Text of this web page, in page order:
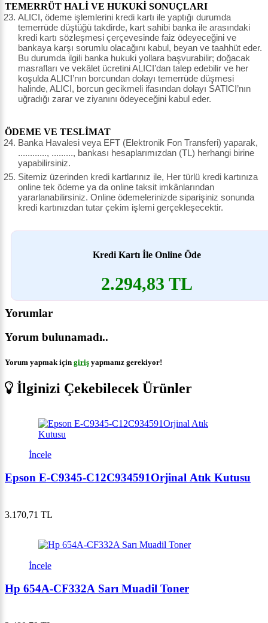
TEMERRÜT HALİ VE HUKUKİ SONUÇLARI
ALICI, ödeme işlemlerini kredi kartı ile yaptığı durumda
temerrüde düştüğü takdirde, kart sahibi banka ile arasındaki
kredi kartı sözleşmesi çerçevesinde faiz ödeyeceğini ve
bankaya karşı sorumlu olacağını kabul, beyan ve taahhüt eder.
Bu durumda ilgili banka hukuki yollara başvurabilir; doğacak
masrafları ve vekâlet ücretini ALICI’dan talep edebilir ve her
koşulda ALICI’nın borcundan dolayı temerrüde düşmesi
halinde, ALICI, borcun gecikmeli ifasından dolayı SATICI’nın
uğradığı zarar ve ziyanını ödeyeceğini kabul eder.
ÖDEME VE TESLİMAT
Banka Havalesi veya EFT (Elektronik Fon Transferi) yaparak,
............, ........., bankası hesaplarımızdan (TL) herhangi birine
yapabilirsiniz.
Sitemiz üzerinden kredi kartlarınız ile, Her türlü kredi kartınıza
online tek ödeme ya da online taksit imkânlarından
yararlanabilirsiniz. Online ödemelerinizde siparişiniz sonunda
kredi kartınızdan tutar çekim işlemi gerçekleşecektir.
Kredi Kartı İle Online Öde
2.294,83 TL
Yorumlar
Yorum bulunamadı..
Yorum yapmak için giriş yapmanız gerekiyor!
İlginizi Çekebilecek Ürünler
İncele
Epson E-C9345-C12C934591Orjinal Atık Kutusu
3.170,71 TL
İncele
Hp 654A-CF332A Sarı Muadil Toner